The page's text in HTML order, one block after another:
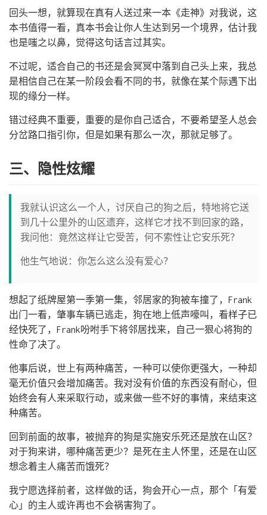
回头一想，就算现在真有人送过来一本《走神》对我说，这
本书值得一看，真本书会让你人生达到另一个境界，估计我
也是嗤之以鼻，觉得这句话言过其实。
不过呢，适合自己的书还是会冥冥中落到自己头上来，我总
是相信自己在某一阶段会看不同的书，就像在某个际遇下出
现的缘分一样。
错过经典不重要，重要的是你自己适合，不要希望圣人总会
分岔路口指引你，但是如果有那么一次，那就足够了。
三、隐性炫耀
我就认识这么一个人，讨厌自己的狗之后，特地将它送
到几十公里外的山区遗弃，这样它才找不到回家的路，
我问他：竟然这样让它受苦，何不索性让它安乐死？
他生气地说：你怎么这么没有爱心？
想起了纸牌屋第一季第一集，邻居家的狗被车撞了，Frank
出门一看，肇事车辆已逃走，狗在地上低声嚎叫，看样子已
经快死了，Frank吩咐手下将邻居找来，自己一狠心将狗的
性命了决了。
他事后说，世上有两种痛苦，一种可以使你更强大，一种却
毫无价值只会增加痛苦。我对没有价值的东西没有耐心，但
始终会有人来采取行动，或来做一些不好的事情，来结束这
种痛苦。
回到前面的故事，被抛弃的狗是实施安乐死还是放在山区？
对于狗来讲，哪种痛苦更少？是死在主人怀里，还是在山区
想念着主人痛苦而饿死？
我宁愿选择前者，这样做的话，狗会开心一点，那个「有爱
心」的主人或许再也不会祸害狗了。